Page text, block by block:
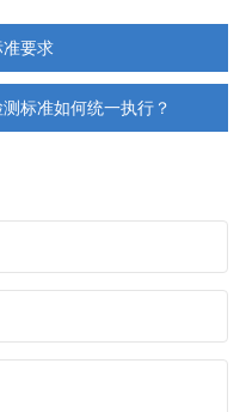
要求
标准如何统一执行？